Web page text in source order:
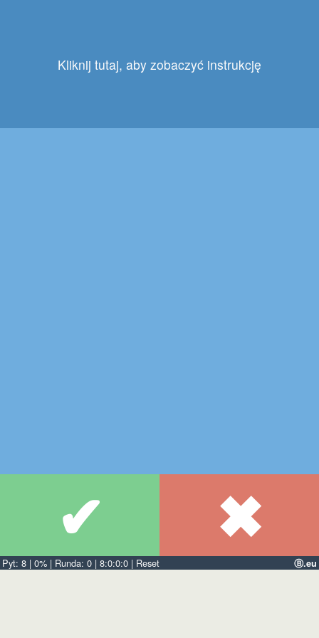
Kliknij tutaj, aby zobaczyć instrukcję
✔ ✖
Pyt: 8 | 0% | Runda: 0 | 8:0:0:0 | Reset Ⓑ.eu